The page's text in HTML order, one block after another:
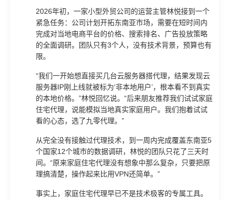
2026年初，一家小型外贸公司的运营主管林悦接到一个
紧急任务：公司计划开拓东南亚市场，需要在短时间内
完成对当地电商平台的价格、搜索排名、广告投放策略
的全面调研。团队只有3个人，没有技术背景，预算也有
限。
“我们一开始想直接买几台云服务器搭代理，结果发现云
服务器IP刚上线就被标为‘非本地用户’，根本看不到真实
的本地价格。”林悦回忆说。“后来朋友推荐我们试试家庭
住宅代理，说能模拟当地真实家庭用户。我们抱着试试
看的心态，选了九零代理。”
从完全没有接触过代理技术，到一周内完成覆盖东南亚5
个国家12个城市的数据调研，林悦的团队只花了三天时
间。“原来家庭住宅代理没有想象中那么复杂，只要把原
理搞清楚，操作起来比用VPN还简单。”
事实上，家庭住宅代理早已不是技术极客的专属工具。